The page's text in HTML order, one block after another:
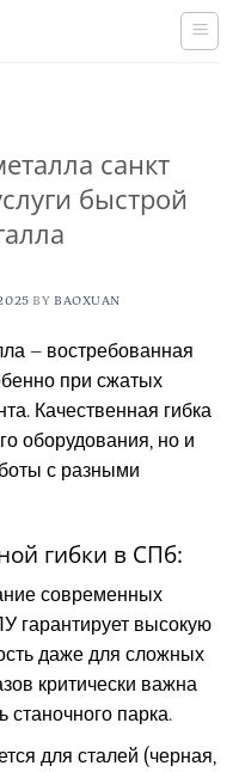
санкт
быстрой
BY BAOXUAN
– востребованная
при сжатых
Качественная гибка
оборудования, но и
с разными
гибки в СПб:
современных
гарантирует высокую
даже для сложных
критически важна
станочного парка.
для сталей (черная,